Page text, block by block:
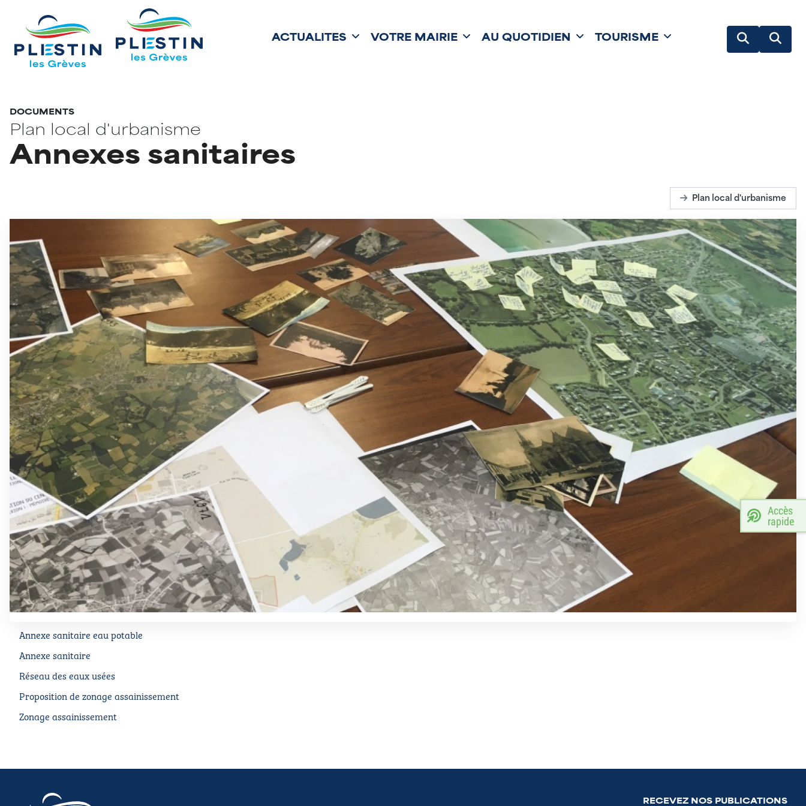
ACTUALITÉS VOTRE MAIRIE AU QUOTIDIEN TOURISME
DOCUMENTS
Plan local d'urbanisme
Annexes sanitaires
Plan local d'urbanisme
Annexe sanitaire eau potable
Annexe sanitaire
Réseau des eaux usées
Proposition de zonage assainissement
Zonage assainissement
RECEVEZ NOS PUBLICATIONS
Accès
rapide